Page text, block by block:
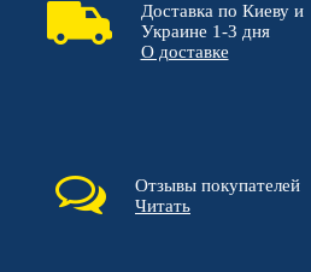
Доставка по Киеву и
Украине 1-3 дня
О доставке
Отзывы покупателей
Читать